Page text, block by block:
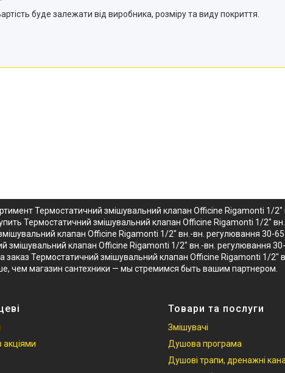
буде залежати від виробника, розміру та виду покриття.
Термостатичний змішувальний клапан Officine Rigamonti 1/
Термостатичний змішувальний клапан Officine Rigamonti 1/2"
клапан Officine Rigamonti 1/2" вн.-вн. регулювання 30-
клапан Officine Rigamonti 1/2" вн.-вн. регулювання
Термостатичний змішувальний клапан Officine Rigamonti 1/2"
чем магазин сантехники — мы стремимся быть вашим партнером.
акціями
Товари та послуги
Змішувачі
Душова програма
Душові трапи, дренажні